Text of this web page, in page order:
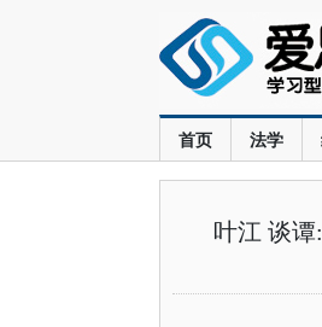
首页 法学
叶江 谈